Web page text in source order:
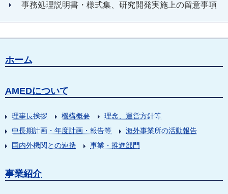
事務処理説明書・様式集、研究開発実施上の留意事項
ホーム
AMEDについて
理事長挨拶 機構概要
理念、運営方針等
中長期計画・年度計画・報告等
海外事業所の活動報告
国内外機関との連携
事業・推進部門
事業紹介